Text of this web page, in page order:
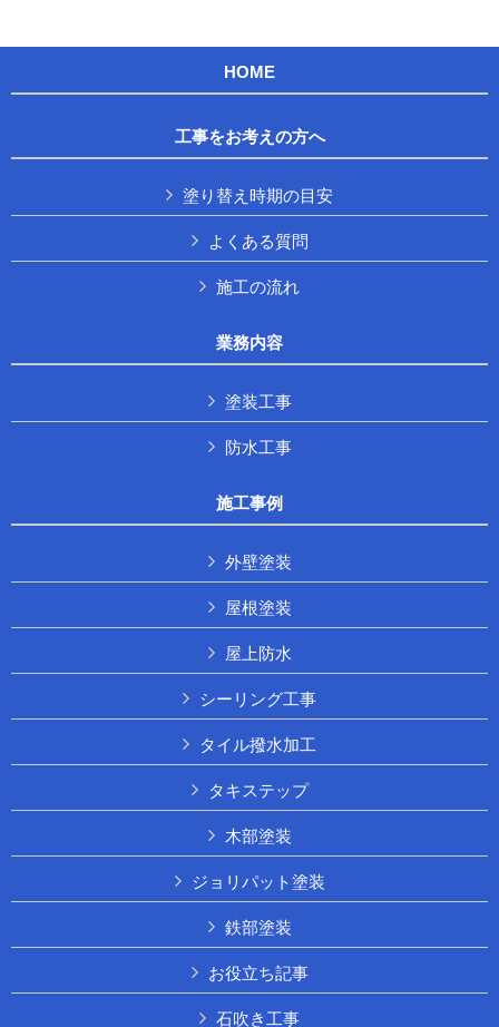
HOME
工事をお考えの方へ
塗り替え時期の目安
よくある質問
施工の流れ
業務内容
塗装工事
防水工事
施工事例
外壁塗装
屋根塗装
屋上防水
シーリング工事
タイル撥水加工
タキステップ
木部塗装
ジョリパット塗装
鉄部塗装
お役立ち記事
石吹き工事